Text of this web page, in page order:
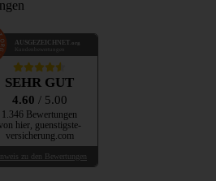
AUSGEZEICHNET .org
SEHR GUT
4.60 / 5.00
1.346 Bewertungen
hier, guenstigste-
versicherung.com
zu den Bewertungen